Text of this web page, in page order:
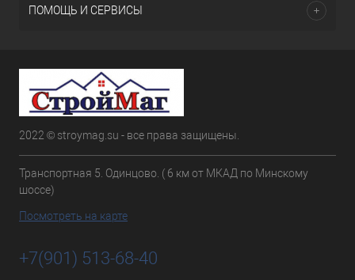
ПОМОЩЬ И СЕРВИСЫ
2022 © stroymag.su - все права защищены.
Транспортная 5. Одинцово. ( 6 км от МКАД по Минскому
шоссе)
Посмотреть на карте
+7(901) 513-68-40